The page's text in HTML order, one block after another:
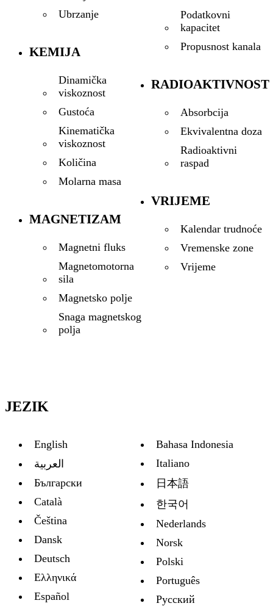
Ubrzanje
KEMIJA
Dinamička
viskoznost
Gustoća
Kinematička
viskoznost
Količina
Molarna masa
MAGNETIZAM
Magnetni fluks
Magnetomotorna
sila
Magnetsko polje
Snaga magnetskog
polja
Podatkovni
kapacitet
Propusnost kanala
RADIOAKTIVNOST
Absorbcija
Ekvivalentna doza
Radioaktivni
raspad
VRIJEME
Kalendar trudnoće
Vremenske zone
Vrijeme
JEZIK
English
العربية
Български
Català
Čeština
Dansk
Deutsch
Ελληνικά
Español
Bahasa Indonesia
Italiano
日本語
한국어
Nederlands
Norsk
Polski
Português
Русский